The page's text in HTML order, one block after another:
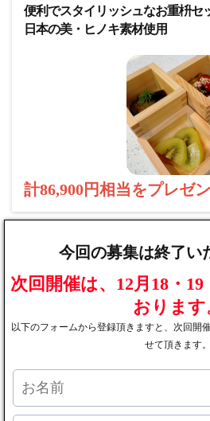
便利でスタイリッシュなお重枡セ
日本の美・ヒノキ素材使用
計86,900円相当をプレゼ
今回の募集は終了い
次回開催は、12月18・
おります
以下のフォームから登録頂きますと、次回開
せて頂きます。